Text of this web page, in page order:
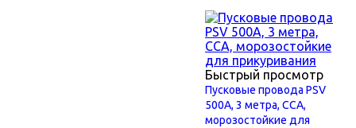
Быстрый просмотр
Пусковые провода PSV
500А, 3 метра, ССА,
морозостойкие для